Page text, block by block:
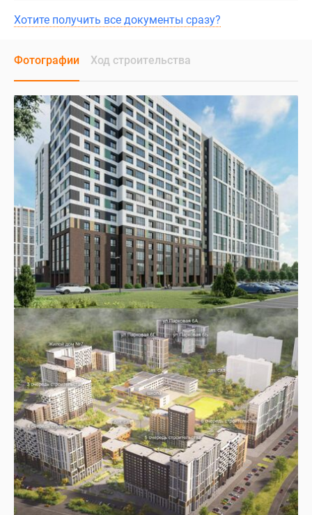
Хотите получить все документы сразу?
Фотографии Ход строительства